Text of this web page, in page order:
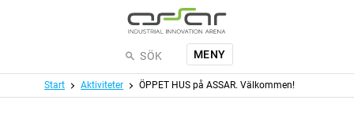
SÖK MENY
MenyStart Aktiviteter ÖPPET HUS på ASSAR. Välkommen!